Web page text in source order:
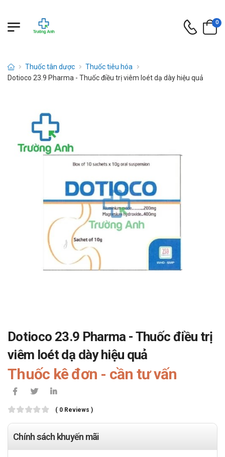
0
Thuốc tân dược
Thuốc tiêu hóa
Dotioco 23.9 Pharma - Thuốc điều trị viêm loét dạ dày hiệu quả
Dotioco 23.9 Pharma - Thuốc điều trị
viêm loét dạ dày hiệu quả
Thuốc kê đơn - cần tư vấn
( 0 Reviews )
Chính sách khuyến mãi